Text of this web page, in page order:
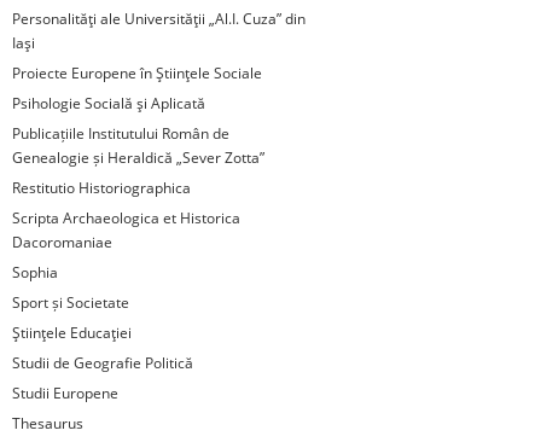
Personalităţi ale Universităţii „Al.I. Cuza” din
Iaşi
Proiecte Europene în Ştiinţele Sociale
Psihologie Socială şi Aplicată
Publicațiile Institutului Român de
Genealogie și Heraldică „Sever Zotta”
Restitutio Historiographica
Scripta Archaeologica et Historica
Dacoromaniae
Sophia
Sport și Societate
Ştiinţele Educaţiei
Studii de Geografie Politică
Studii Europene
Thesaurus